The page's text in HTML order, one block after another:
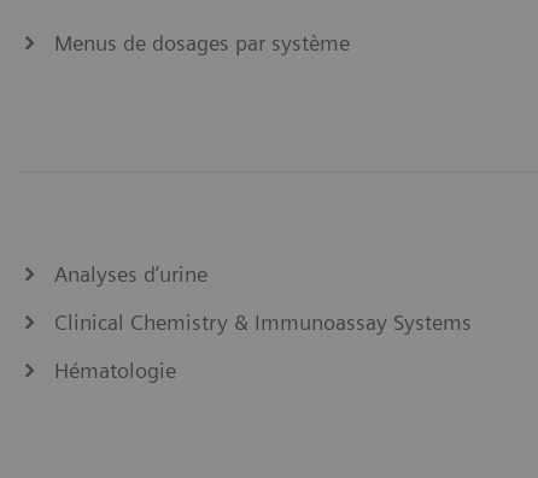
Menus de dosages par système
Analyses d’urine
Clinical Chemistry & Immunoassay Systems
Hématologie